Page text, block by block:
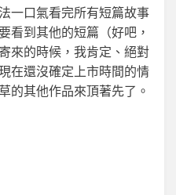
一口氣看完所有短篇故事
看到其他的短篇（好吧，
來的時候，我肯定、絕對
在還沒確定上市時間的情
的其他作品來頂著先了。